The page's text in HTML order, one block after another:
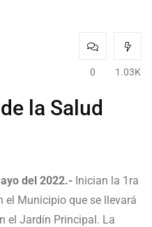
0 1.03K
la Salud
del 2022.- Inician la 1ra
el Municipio que se llevará
el Jardín Principal. La